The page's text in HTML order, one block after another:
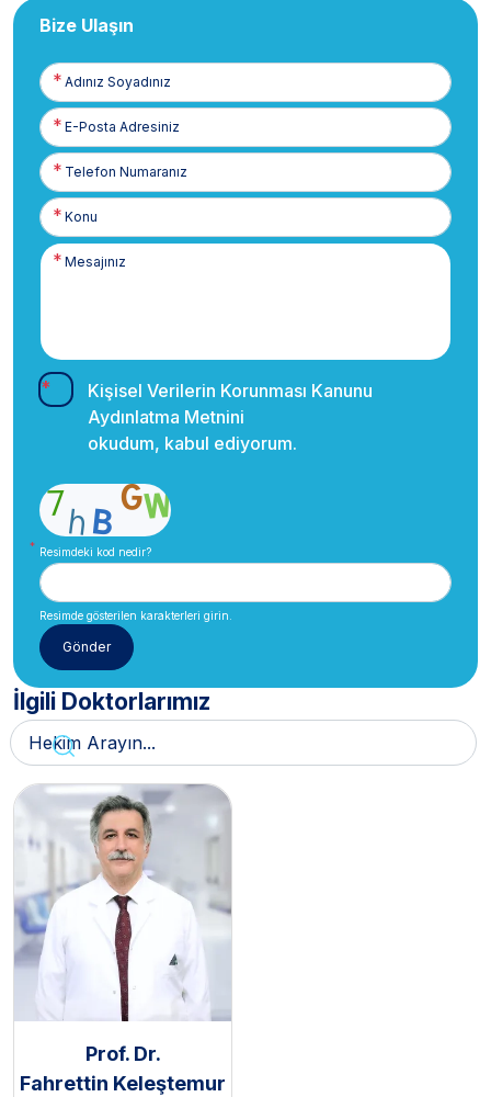
Bize Ulaşın
Adınız
Soyadınız
E-
Posta
Telefon
Numaranız
Kişisel Verilerin Korunması Kanunu
Aydınlatma Metnini
okudum, kabul ediyorum.
Resimdeki kod nedir?
Resimde gösterilen karakterleri girin.
İlgili Doktorlarımız
Prof. Dr.
Fahrettin Keleştemur